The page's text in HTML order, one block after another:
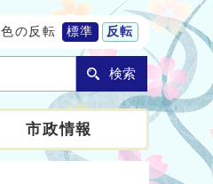
色の反転 標準 反転
検索
市政情報